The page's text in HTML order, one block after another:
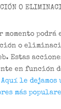
O
podrá
o
Estas
en función
Aquí le dejamos
más